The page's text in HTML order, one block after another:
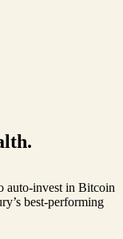
auto-invest in Bitcoin
best-performing